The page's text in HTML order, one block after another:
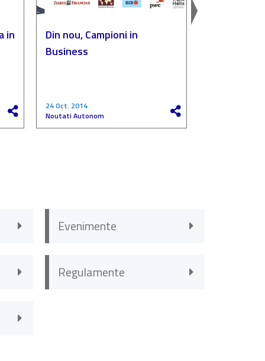
in
Din nou, Campioni in
Business
24 Oct. 2014
Noutati Autonom
Evenimente
Regulamente